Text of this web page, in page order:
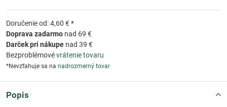
Doručenie od: 4,60 € *
Doprava zadarmo nad 69 €
Darček pri nákupe nad 39 €
Bezproblémovévrátenie tovaru
*Nevzťahuje sa na nadrozmerný tovar
Popis